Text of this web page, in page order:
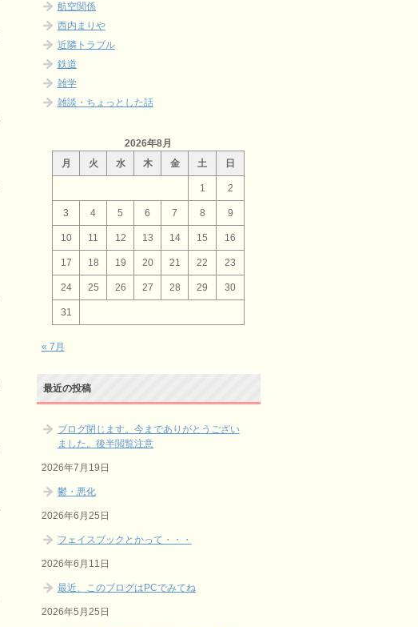
航空関係
西内まりや
近隣トラブル
鉄道
雑学
雑談・ちょっとした話
2026年8月
月
火 水 木 金 土 日
1 2
3 4 5 6 7 8 9
10 11 12 13 14 15 16
17 18 19 20 21 22 23
24 25 26 27 28 29 30
31
« 7月
最近の投稿
ブログ閉じます。今までありがとうござい
ました。後半閲覧注意
2026年7月19日
鬱・悪化
2026年6月25日
フェイスブックとかって・・・
2026年6月11日
最近、このブログはPCでみてね
2026年5月25日